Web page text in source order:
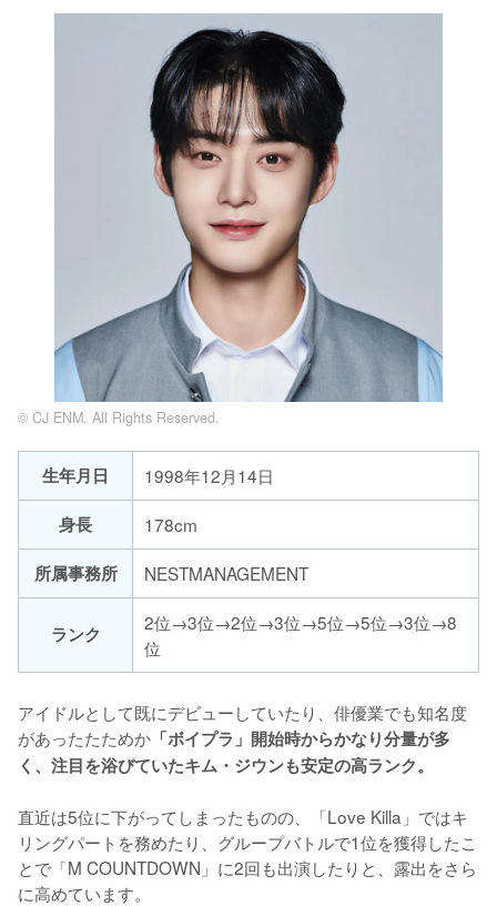
© CJ ENM. All Rights Reserved.
生年月日
1998年12月14日
身長
178cm
所属事務所
NESTMANAGEMENT
ランク
2位→3位→2位→3位→5位→5位→3位→8
位
アイドルとして既にデビューしていたり、俳優業でも知名度
があったたためか 「ボイプラ」開始時からかなり分量が多
く、注目を浴びていたキム・ジウンも安定の高ランク。
直近は5位に下がってしまったものの、「Love Killa」ではキ
リングパートを務めたり、グループバトルで1位を獲得したこ
とで「M COUNTDOWN」に2回も出演したりと、露出をさら
に高めています。